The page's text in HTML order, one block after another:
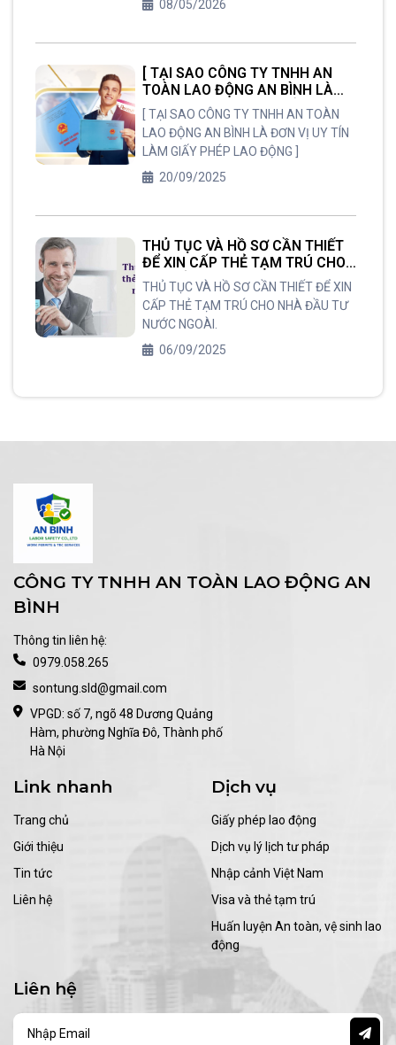
08/05/2026
[ TẠI SAO CÔNG TY TNHH AN
TOÀN LAO ĐỘNG AN BÌNH LÀ
ĐƠN VỊ UY TÍN LÀM GIẤY PHÉP
LAO ĐỘNG ]
[ TẠI SAO CÔNG TY TNHH AN TOÀN
LAO ĐỘNG AN BÌNH LÀ ĐƠN VỊ UY TÍN
LÀM GIẤY PHÉP LAO ĐỘNG ]
20/09/2025
THỦ TỤC VÀ HỒ SƠ CẦN THIẾT
ĐỂ XIN CẤP THẺ TẠM TRÚ CHO
NHÀ ĐẦU TƯ NƯỚC NGOÀI.
THỦ TỤC VÀ HỒ SƠ CẦN THIẾT ĐỂ XIN
CẤP THẺ TẠM TRÚ CHO NHÀ ĐẦU TƯ
NƯỚC NGOÀI.
06/09/2025
CÔNG TY TNHH AN TOÀN LAO ĐỘNG AN
BÌNH
Thông tin liên hệ:
0979.058.265
sontung.sld@gmail.com
VPGD: số 7, ngõ 48 Dương Quảng
Hàm, phường Nghĩa Đô, Thành phố
Hà Nội
Link nhanh
Trang chủ
Giới thiệu
Tin tức
Liên hệ
Dịch vụ
Giấy phép lao động
Dịch vụ lý lịch tư pháp
Nhập cảnh Việt Nam
Visa và thẻ tạm trú
Huấn luyện An toàn, vệ sinh lao
động
Liên hệ